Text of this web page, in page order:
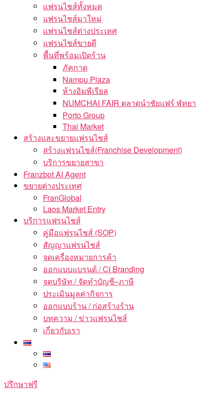
แฟรนไชส์ทั้งหมด
แฟรนไชส์มาใหม่
แฟรนไชส์ต่างประเทศ
แฟรนไชส์ขายดี
พื้นที่พร้อมเปิดร้าน
ภัคกาด
Nampu Plaza
ห้างอิมพีเรียล
NUMCHAI FAIR ตลาดนำชัยแฟร์ พัทยา
Porto Group
Thai Market
สร้างและขยายแฟรนไชส์
สร้างแฟรนไชส์(Franchise Development)
บริการขยายสาขา
Franzbot AI Agent
ขยายต่างประเทศ
FranGlobal
Laos Market Entry
บริการแฟรนไชส์
คู่มือแฟรนไชส์ (SOP)
สัญญาแฟรนไชส์
จดเครื่องหมายการค้า
ออกแบบแบรนด์ / CI Branding
จดบริษัท / จัดทำบัญชี–ภาษี
ประเมินมูลค่ากิจการ
ออกแบบร้าน / ก่อสร้างร้าน
บทความ / ข่าวแฟรนไชส์
เกี่ยวกับเรา
ปรึกษาฟรี